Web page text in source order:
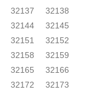
32137
32138
32144
32145
32151
32152
32158
32159
32165
32166
32172
32173